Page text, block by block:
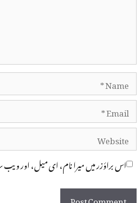
Name
Email
Website
اس براؤزر میں میرا نام، ای میل، اور